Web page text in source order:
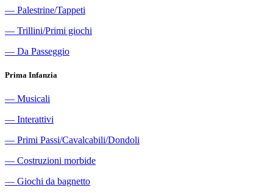
― Palestrine/Tappeti
― Trillini/Primi giochi
― Da Passeggio
Prima Infanzia
― Musicali
― Interattivi
― Primi Passi/Cavalcabili/Dondoli
― Costruzioni morbide
― Giochi da bagnetto